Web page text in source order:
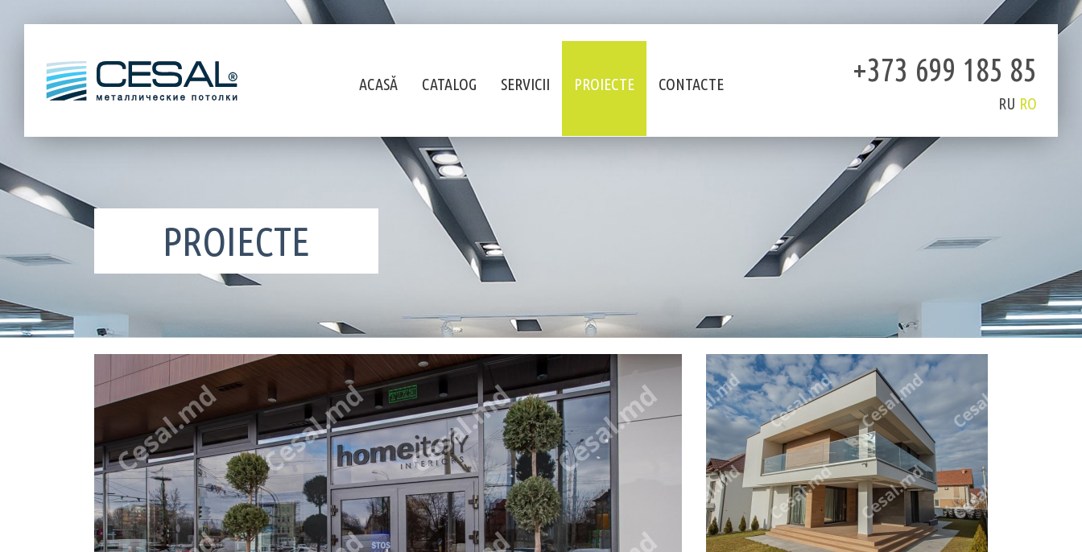
+373 699 185 85
RU RO
ACASĂ CATALOG SERVICII PROIECTE CONTACTE
PROIECTE